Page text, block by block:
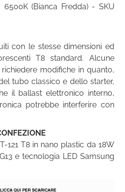
6500K (Bianca Fredda) - SKU
con le stesse dimensioni ed
T8 standard. Alcune
modifiche in quanto,
tubo classico e dello starter,
il ballast elettronico interno,
potrebbe interferire con
121 T8 in nano plastic da 18W
e tecnologia LED Samsung